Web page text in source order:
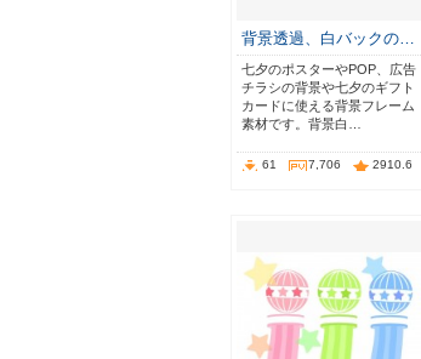
背景透過、白バックの…
七夕のポスターやPOP、広告
チラシの背景や七夕のギフト
カードに使える背景フレーム
素材です。背景白…
61 7,706 2910.6